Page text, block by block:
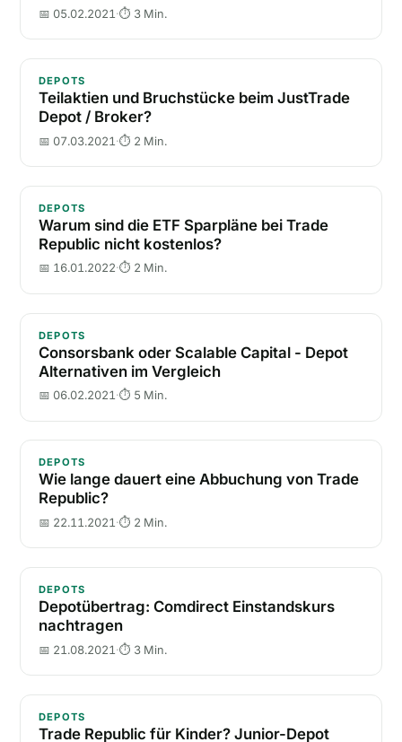
📅 05.02.2021 ·⏱ 3 Min.
Teilaktien und Bruchstücke beim JustTrade Depot /
DEPOTS
Teilaktien und Bruchstücke beim JustTrade
Depot / Broker?
📅 07.03.2021 ·⏱ 2 Min.
Warum sind die ETF Sparpläne bei Trade Republic
DEPOTS
Warum sind die ETF Sparpläne bei Trade
Republic nicht kostenlos?
📅 16.01.2022·⏱ 2 Min.
Consorsbank oder Scalable Capital - Depot
DEPOTS
Consorsbank oder Scalable Capital - Depot
Alternativen im Vergleich
📅 06.02.2021·⏱ 5 Min.
Wie lange dauert eine Abbuchung von Trade
DEPOTS
Wie lange dauert eine Abbuchung von Trade
Republic?
📅 22.11.2021 ·⏱ 2 Min.
Depotübertrag: Comdirect Einstandskurs nachtragen
DEPOTS
Depotübertrag: Comdirect Einstandskurs
nachtragen
📅 21.08.2021 ·⏱ 3 Min.
Trade Republic für Kinder? Junior-Depot möglich?
DEPOTS
Trade Republic für Kinder? Junior-Depot